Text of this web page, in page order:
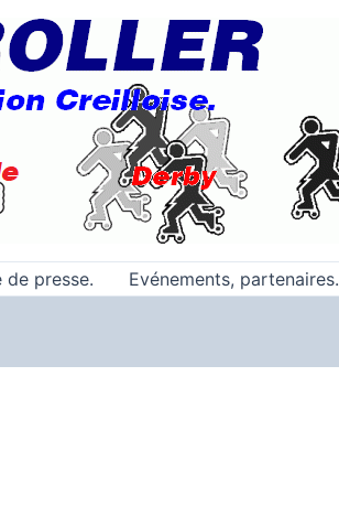
de presse. Evénements, partenaires.